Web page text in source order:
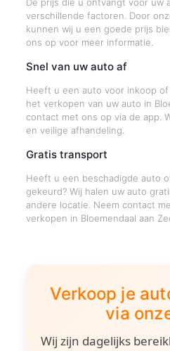
verschillende factoren. Door
kunnen wij u een goede prijs
ons op voor meer informatie.
Snel van uw auto af
Heeft u een auto voor inkoop
het verkopen van uw auto in
contact met ons op via de app.
en veilige afhandeling.
Gratis transport
Heeft u een beschadigde auto
gekeurd? Wij halen uw auto
andere locatie. Neem contact
verkopen in Bloemendaal aan
Verkoop je
via
Wij zijn dagelijks